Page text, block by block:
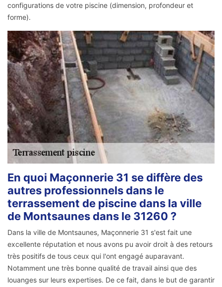
configurations de votre piscine (dimension, profondeur et
forme).
En quoi Maçonnerie 31 se diffère des
autres professionnels dans le
terrassement de piscine dans la ville
de Montsaunes dans le 31260 ?
Dans la ville de Montsaunes, Maçonnerie 31 s'est fait une
excellente réputation et nous avons pu avoir droit à des retours
très positifs de tous ceux qui l'ont engagé auparavant.
Notamment une très bonne qualité de travail ainsi que des
louanges sur leurs expertises. De ce fait, dans le but de garantir